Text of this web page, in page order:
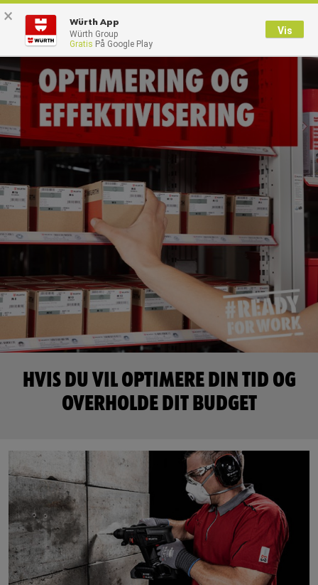
Med brugernavn Log på med kundenummer
Brugernavn
Adgangskode
Glemt dit kodeord?
Login
Guide til selvvalgt brugernavn
Har du lyst til at være en online kunde?
Kun salg til erhvervskunder
Bliv kunde / Opret online bruger
HVIS DU VIL OPTIMERE DIN TID OG
OVERHOLDE DIT BUDGET
× Würth App
Würth Group
Gratis På Google Play
Vis